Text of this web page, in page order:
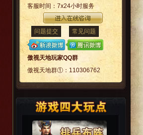
客服时间： 7x24小时服务
问题提交 常见问题
傲视天地玩家QQ群
傲视天地群①： 110306762